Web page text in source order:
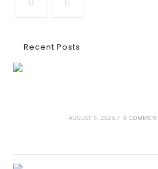
Recent Posts
AUGUST 5, 2026 / 0